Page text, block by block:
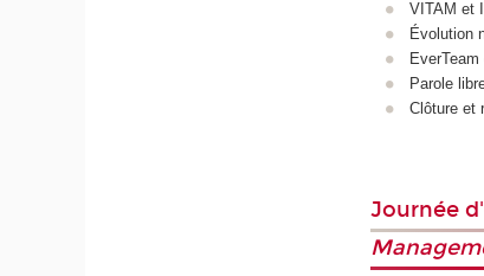
VITAM et
Évolution
Parole
Clôture et
Journée